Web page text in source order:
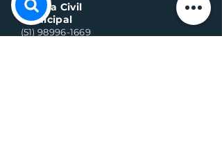
Defesa Civil
Municipal
(51) 98996-1669